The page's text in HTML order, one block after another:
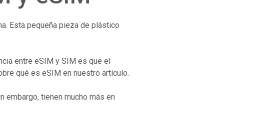
Esta pequeña pieza de plástico
entre eSIM y SIM es que el
qué es eSIM en nuestro artículo.
embargo, tienen mucho más en